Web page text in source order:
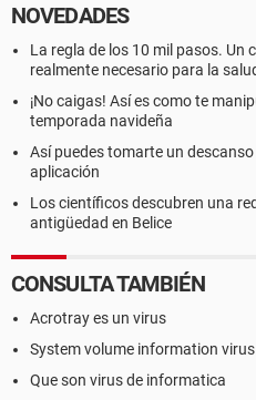
NOVEDADES
La regla de los 10 mil pasos. Un
realmente necesario para la
¡No caigas! Así es como te
temporada navideña
Así puedes tomarte un
aplicación
Los científicos descubren una
antigüedad en Belice
CONSULTA TAMBIÉN
Acrotray es un virus
System volume information virus
Que son virus de informatica